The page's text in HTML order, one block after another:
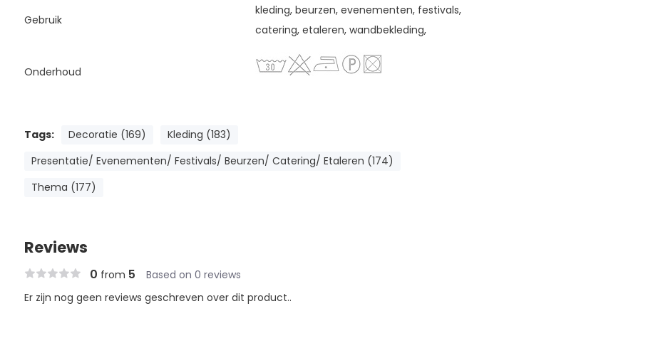
Gebruik
kleding, beurzen, evenementen, festivals,
catering, etaleren, wandbekleding,
Onderhoud
Tags: Decoratie (169)
Kleding (183)
Presentatie/ Evenementen/ Festivals/ Beurzen/ Catering/ Etaleren (174)
Thema (177)
Reviews
0 from 5 Based on 0 reviews
Er zijn nog geen reviews geschreven over dit product..